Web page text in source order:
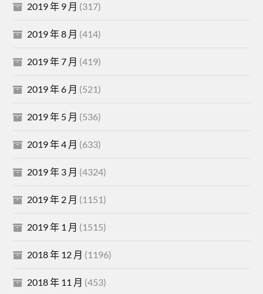
2019 年 9 月 (317)
2019 年 8 月 (414)
2019 年 7 月 (419)
2019 年 6 月 (521)
2019 年 5 月 (536)
2019 年 4 月 (633)
2019 年 3 月 (4324)
2019 年 2 月 (1151)
2019 年 1 月 (1515)
2018 年 12 月 (1196)
2018 年 11 月 (453)